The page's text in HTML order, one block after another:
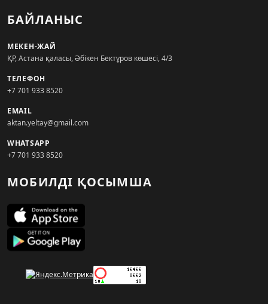
БАЙЛАНЫС
МЕКЕН-ЖАЙ
ҚР, Астана қаласы, Әбікен Бектұров көшесі, 4/3
ТЕЛЕФОН
+7 701 933 8520
EMAIL
aktan.yeltay@gmail.com
WHATSAPP
+7 701 933 8520
МОБИЛДІ ҚОСЫМША